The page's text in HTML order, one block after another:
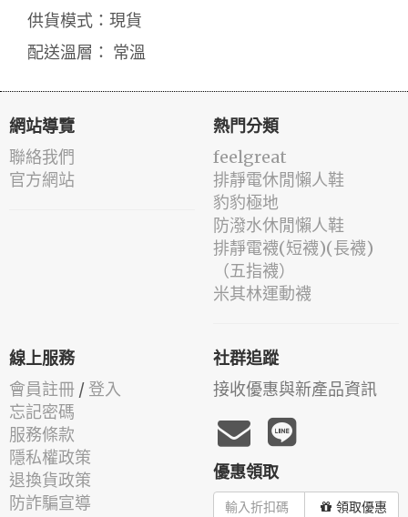
供貨模式：現貨
配送溫層： 常溫
網站導覽
聯絡我們
官方網站
熱門分類
feelgreat
排靜電休閒懶人鞋
豹豹極地
防潑水休閒懶人鞋
排靜電襪(短襪)(長襪)
（五指襪）
米其林運動襪
線上服務
會員註冊 / 登入
忘記密碼
服務條款
隱私權政策
退換貨政策
防詐騙宣導
社群追蹤
接收優惠與新產品資訊
優惠領取
領取優惠